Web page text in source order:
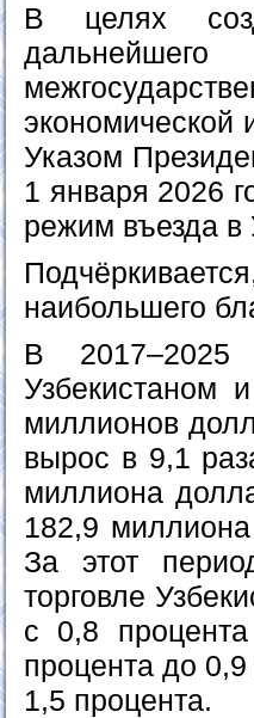
В целях
экономической
Указом
1 января 2026
режим въезда в
наибольшего
В 2017–2025
миллионов
вырос в 9,1
миллиона
182,9
За этот
торговле
с 0,8
процента до
1,5 процента.